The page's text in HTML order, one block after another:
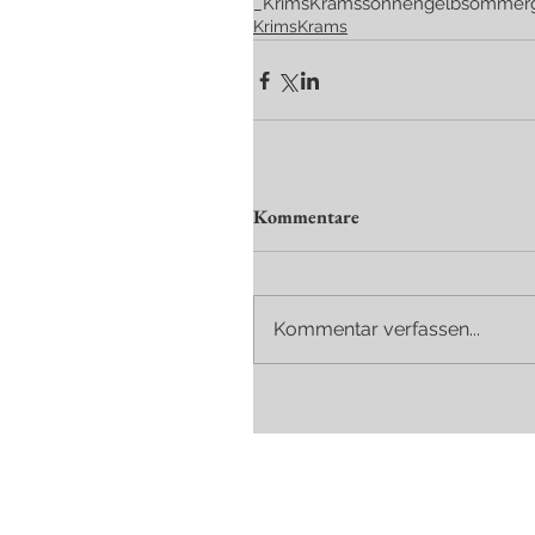
KrimsKrams
Kommentare
Kommentar verfassen...